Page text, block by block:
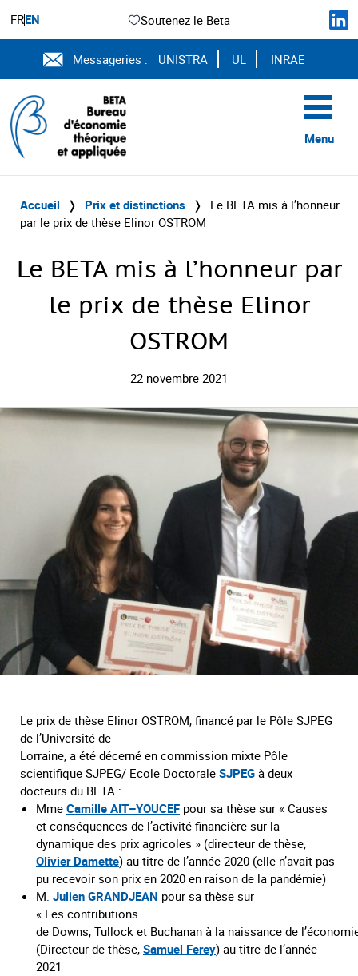
FREN Soutenez le Beta
Messageries : UNISTRA UL INRAE
Menu
Accueil ❭ Prix et distinctions ❭
Le BETA mis à l’honneur
par le prix de thèse Elinor OSTROM
Le BETA mis à l’honneur par
le prix de thèse Elinor
OSTROM
22 novembre 2021
Le prix de thèse Elinor OSTROM, financé par le Pôle SJPEG
de l’Université de
Lorraine, a été décerné en commission mixte Pôle
scientifique SJPEG/ Ecole Doctorale SJPEG à deux
docteurs du BETA :
Mme Camille AIT–YOUCEF pour sa thèse sur « Causes
et conséquences de l’activité financière sur la
dynamique des prix agricoles » (directeur de thèse,
Olivier Damette) au titre de l’année 2020 (elle n’avait pas
pu recevoir son prix en 2020 en raison de la pandémie)
M. Julien GRANDJEAN pour sa thèse sur
« Les contributions
de Downs, Tullock et Buchanan à la naissance de
(Directeur de thèse, Samuel Ferey) au titre de l’année
2021